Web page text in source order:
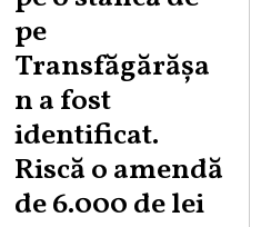
pe
Transfăgărășa
n a fost
identificat.
Riscă o amendă
de 6.000 de lei